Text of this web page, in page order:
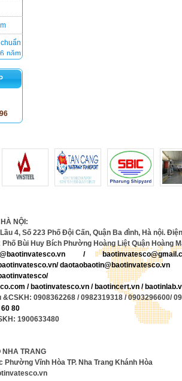
năm
NỘI:
4, Số 223 Phố Đội Cấn, Quận Ba đình, Hà nội.
Phố Bùi Huy Bích Phường Hoàng Liệt Quận Hoàng
/
daotaobaotin@baotinvatesco.vn
/ baotinvatesco.vn /baotincert.vn /
0908362268 / 0982319318 / 0903296600/
80
1900633480
TRANG
Phường Vĩnh Hòa TP. Nha Trang Khánh Hòa